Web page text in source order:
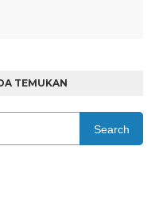
TEMUKAN
Search